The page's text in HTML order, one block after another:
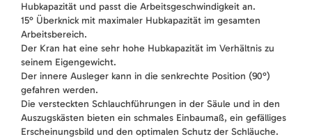
Hubkapazität und passt die Arbeitsgeschwindigkeit an.
15° Überknick mit maximaler Hubkapazität im gesamten
Arbeitsbereich.
Der Kran hat eine sehr hohe Hubkapazität im Verhältnis zu
seinem Eigengewicht.
Der innere Ausleger kann in die senkrechte Position (90°)
gefahren werden.
Die versteckten Schlauchführungen in der Säule und in den
Auszugskästen bieten ein schmales Einbaumaß, ein gefälliges
Erscheinungsbild und den optimalen Schutz der Schläuche.